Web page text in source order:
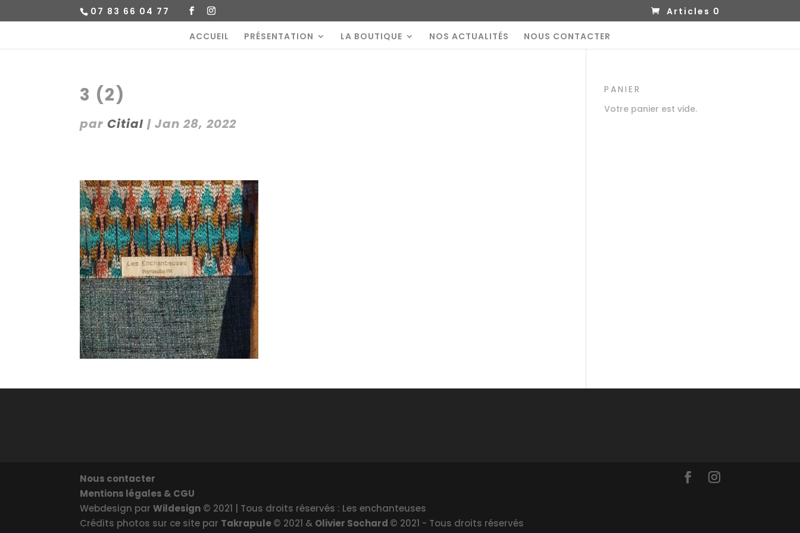
07 83 66 04 77 Articles 0
ACCUEIL PRÉSENTATION LA BOUTIQUE NOS ACTUALITÉS NOUS CONTACTER
3 (2)
parCitial |Jan 28, 2022
PANIER
Votre panier est vide.
Nous contacter
Mentions légales & CGU
Webdesign parWildesign © 2021 | Tous droits réservés : Les enchanteuses
Crédits photos sur ce site par Takrapule© 2021 & Olivier Sochard © 2021 - Tous droits réservés